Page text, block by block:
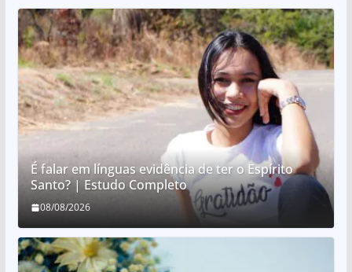
É falar em línguas evidência de ter o Espírito
Santo? | Estudo Completo
08/08/2026